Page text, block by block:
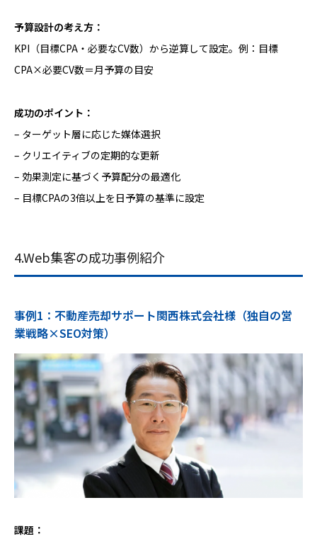
予算設計の考え方：
KPI（目標CPA・必要なCV数）から逆算して設定。例：目標
CPA×必要CV数＝月予算の目安
成功のポイント：
– ターゲット層に応じた媒体選択
– クリエイティブの定期的な更新
– 効果測定に基づく予算配分の最適化
– 目標CPAの3倍以上を日予算の基準に設定
4.Web集客の成功事例紹介
事例1：不動産売却サポート関西株式会社様（独自の営
業戦略×SEO対策）
課題：